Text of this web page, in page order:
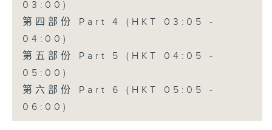
03:00)
第四部份 Part 4 (HKT 03:05 -
04:00)
第五部份 Part 5 (HKT 04:05 -
05:00)
第六部份 Part 6 (HKT 05:05 -
06:00)